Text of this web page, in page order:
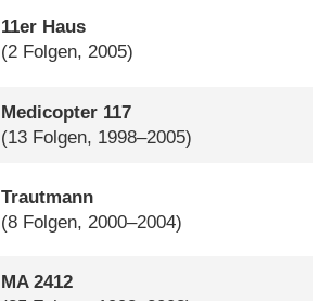
11er Haus
(2 Folgen, 2005)
Medicopter 117
(13 Folgen, 1998–2005)
Trautmann
(8 Folgen, 2000–2004)
MA 2412